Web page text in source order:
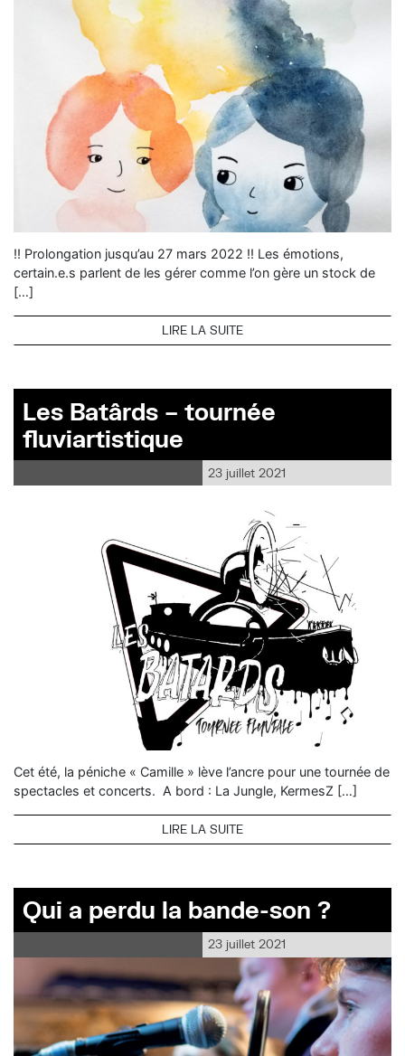
!! Prolongation jusqu’au 27 mars 2022 !! Les émotions,
certain.e.s parlent de les gérer comme l’on gère un stock de
[…]
LIRE LA SUITE
Les Batârds – tournée
fluviartistique
23 juillet 2021
Cet été, la péniche « Camille » lève l’ancre pour une tournée de
spectacles et concerts. A bord : La Jungle, KermesZ […]
LIRE LA SUITE
Qui a perdu la bande-son ?
23 juillet 2021